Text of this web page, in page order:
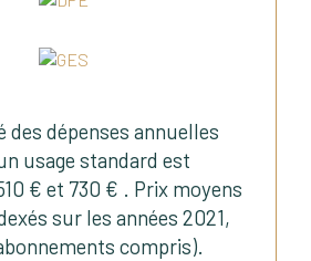
des dépenses annuelles
usage standard est
€ et 730 € . Prix moyens
sur les années 2021,
compris).